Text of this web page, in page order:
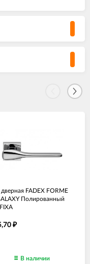
дверная FADEX FORME
Полированный
₽
В наличии